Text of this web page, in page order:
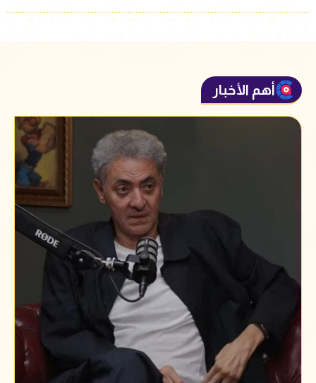
أهم الأخبار